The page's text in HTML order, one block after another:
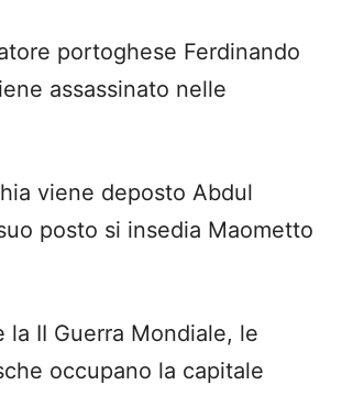
portoghese Ferdinando
assassinato nelle
viene deposto Abdul
posto si insedia Maometto
la II Guerra Mondiale, le
occupano la capitale